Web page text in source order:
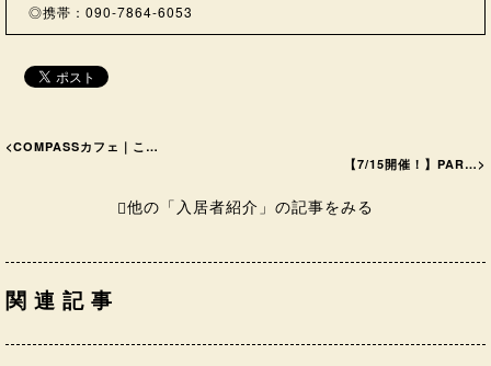
◎携帯：090-7864-6053
<COMPASSカフェ｜こ…
【7/15開催！】PAR… >
他の「入居者紹介」の記事をみる
関連記事